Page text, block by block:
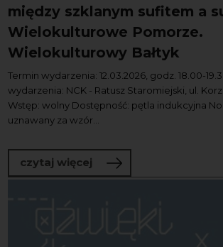
między szklanym sufitem a
Wielokulturowe Pomorze.
Wielokulturowy Bałtyk
Termin wydarzenia: 12.03.2026, godz. 18.00-
wydarzenia: NCK - Ratusz Staromiejski, ul.
Wstęp: wolny Dostępność: pętla indukcyjna
uznawany za wzór...
czytaj więcej o Przedsiębiorcze